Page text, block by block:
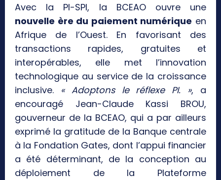
Avec la PI-SPI, la BCEAO ouvre une
nouvelle ère du paiement numérique en
Afrique de l’Ouest. En favorisant des
transactions rapides, gratuites et
interopérables, elle met l’innovation
technologique au service de la croissance
inclusive. « Adoptons le réflexe PI. », a
encouragé Jean-Claude Kassi BROU,
gouverneur de la BCEAO, qui a par ailleurs
exprimé la gratitude de la Banque centrale
à la Fondation Gates, dont l’appui financier
a été déterminant, de la conception au
déploiement de la Plateforme